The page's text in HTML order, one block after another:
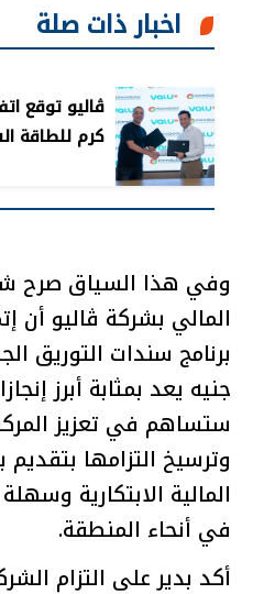
اخبار ذات صلة
ڤاليو توقع
كرم للطاقة
وفي هذا السياق صرح
المالي بشركة ڤاليو أن
جنيه يعد بمثابة أبرز
ستساهم في تعزيز
وترسيخ التزامها
المالية الابتكارية
في أنحاء المنطقة.
أكد بدير على التزام